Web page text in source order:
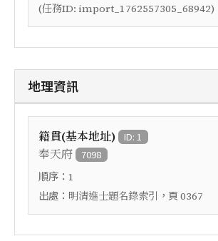
(任務ID: import_1762557305_68942)
地理資訊
籍貫(基本地址) ID: 1
奉天府 7098
順序： 1
出處： 明清進士題名錄索引 ，頁 0367